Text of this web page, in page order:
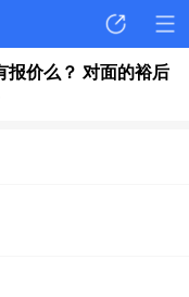
报价么？ 对面的裕后